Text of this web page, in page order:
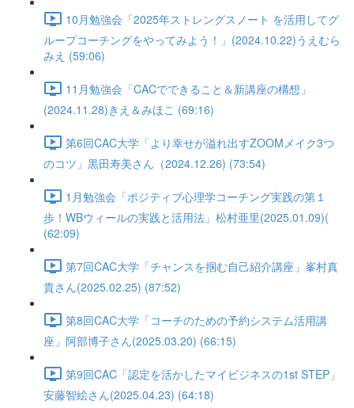
10月勉強会「2025年ストレングスノート を活用してグ
ループコーチングをやってみよう！」(2024.10.22)うえむら
みえ (59:06)
11月勉強会「CACでできること＆新講座の構想」
(2024.11.28)きえ＆みほこ (69:16)
第6回CAC大学「より幸せが溢れ出すZOOMメイク3つ
のコツ」黒田寿美さん（2024.12.26) (73:54)
1月勉強会「ポジティブ心理学コーチング実践の第１
歩！WBウィールの実践と活用法」松村亜里(2025.01.09)(
(62:09)
第7回CAC大学「チャンスを掴む自己紹介講座」峯村真
貴さん(2025.02.25) (87:52)
第8回CAC大学「コーチのための予約システム活用講
座」阿部博子さん(2025.03.20) (66:15)
第9回CAC「認定を活かしたマイビジネスの1st STEP」
安藤智絵さん(2025.04.23) (64:18)